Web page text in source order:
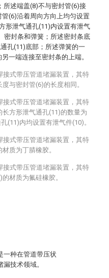
一种在管道带压状
技术领域。
所述端盖(8)不与密封管(6)接
(6)沿着周向方向上均匀设置
形泄气通孔(11)内设置有泄气
密封条和弹簧；所述密封条底
孔(11)底部；所述弹簧的一
一端连接至密封条的上端。
接式带压管道堵漏装置，其特
与密封管(6)的长度相同。
接式带压管道堵漏装置，其特
方形泄气通孔(11)的数量为
(11)内均设置有泄气件(10)。
接式带压管道堵漏装置，其特
质为丁腈橡胶。
接式带压管道堵漏装置，其特
材质为氟硅橡胶。